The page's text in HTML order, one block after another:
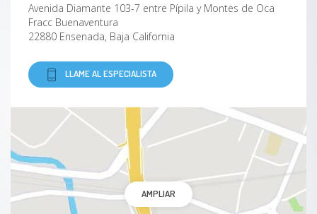
Avenida Diamante 103-7 entre Pípila y Montes de Oca
Fracc Buenaventura
22880 Ensenada, Baja California
LLAME AL ESPECIALISTA
AMPLIAR